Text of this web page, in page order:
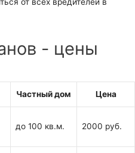
- цены
Частный дом Цена
до 100 кв.м. 2000 руб.